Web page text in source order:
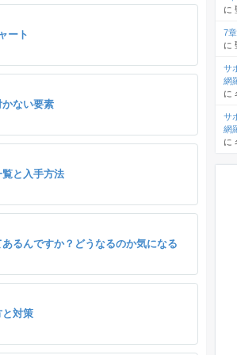
ート
ない要素
覧と入手方法
あるんですか？どうなるのか気になる
と対策
に
7
に
サ
網
に
サ
網
に